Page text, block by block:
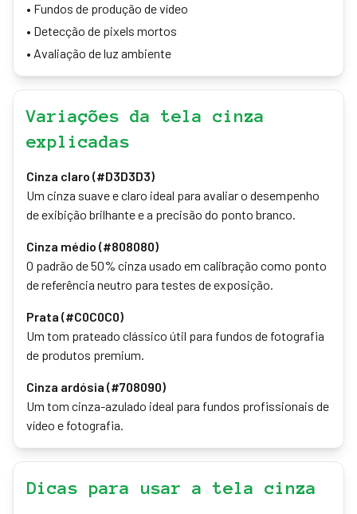
• Fundos de produção de vídeo
• Detecção de pixels mortos
• Avaliação de luz ambiente
Variações da tela cinza
explicadas
Cinza claro (#D3D3D3)
Um cinza suave e claro ideal para avaliar o desempenho
de exibição brilhante e a precisão do ponto branco.
Cinza médio (#808080)
O padrão de 50% cinza usado em calibração como ponto
de referência neutro para testes de exposição.
Prata (#C0C0C0)
Um tom prateado clássico útil para fundos de fotografia
de produtos premium.
Cinza ardósia (#708090)
Um tom cinza-azulado ideal para fundos profissionais de
vídeo e fotografia.
Dicas para usar a tela cinza